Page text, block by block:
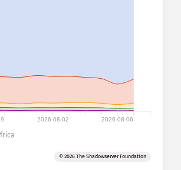
2026-08-02 2026-08-06
© 2026 The Shadowserver Foundation